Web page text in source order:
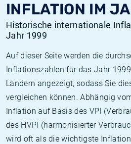
INFLATION IM
Historische internationale
Jahr 1999
Auf dieser Seite werden die
Inflationszahlen für das Jahr
Ländern angezeigt, sodass Sie
vergleichen können. Abhängig
Inflation auf Basis des VPI
des HVPI (harmonisierter
wird oft als die wichtigste